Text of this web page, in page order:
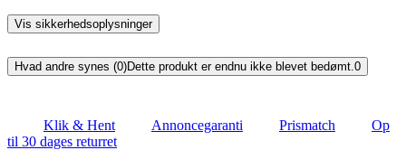
Vis sikkerhedsoplysninger
Hvad andre synes (0)Dette produkt er endnu ikke blevet bedømt. 0
Klik & Hent Annoncegaranti Prismatch
Op
til 30 dages returret